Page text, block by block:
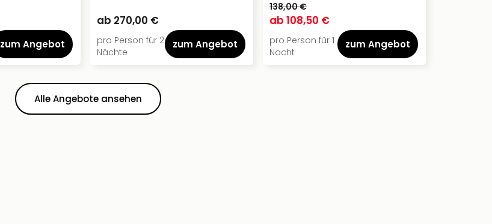
zum Angebot
ab 270,00 €
pro Person für 2
Nächte
zum Angebot
138,00 €
ab 108,50 €
pro Person für 1
Nacht
zum Angebot
Alle Angebote ansehen